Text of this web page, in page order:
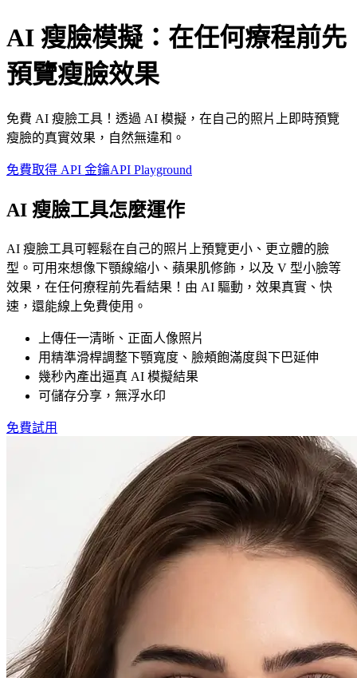
AI 瘦臉模擬：在任何療程前先
預覽瘦臉效果
免費 AI 瘦臉工具！透過 AI 模擬，在自己的照片上即時預覽
瘦臉的真實效果，自然無違和。
免費取得 API 金鑰API Playground
AI 瘦臉工具怎麼運作
AI 瘦臉工具可輕鬆在自己的照片上預覽更小、更立體的臉
型。可用來想像下顎線縮小、蘋果肌修飾，以及 V 型小臉等
效果，在任何療程前先看結果！由 AI 驅動，效果真實、快
速，還能線上免費使用。
上傳任一清晰、正面人像照片
用精準滑桿調整下顎寬度、臉頰飽滿度與下巴延伸
幾秒內產出逼真 AI 模擬結果
可儲存分享，無浮水印
免費試用